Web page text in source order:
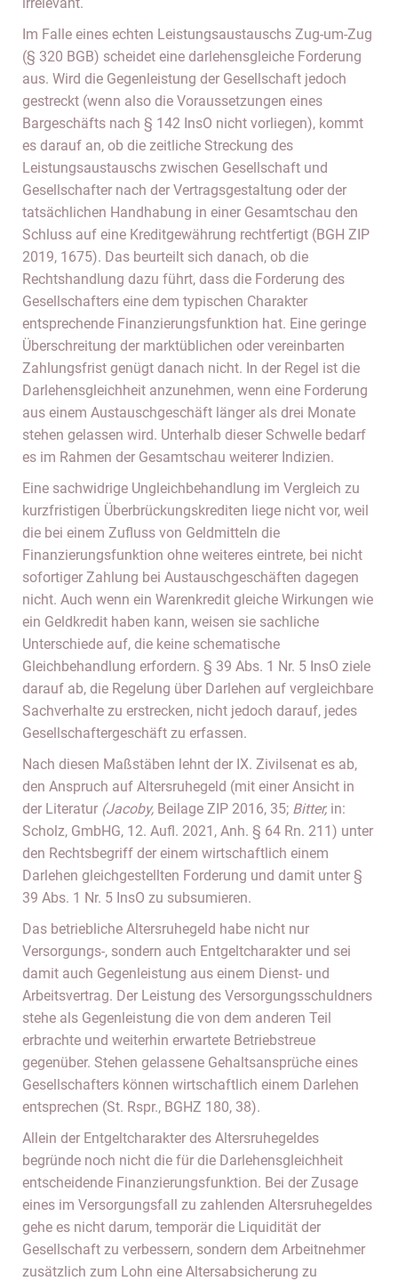
Im Falle eines echten Leistungsaustauschs Zug-um-Zug
(§ 320 BGB) scheidet eine darlehensgleiche Forderung
aus. Wird die Gegenleistung der Gesellschaft jedoch
gestreckt (wenn also die Voraussetzungen eines
Bargeschäfts nach § 142 InsO nicht vorliegen), kommt
es darauf an, ob die zeitliche Streckung des
Leistungsaustauschs zwischen Gesellschaft und
Gesellschafter nach der Vertragsgestaltung oder der
tatsächlichen Handhabung in einer Gesamtschau den
Schluss auf eine Kreditgewährung rechtfertigt (BGH ZIP
2019, 1675). Das beurteilt sich danach, ob die
Rechtshandlung dazu führt, dass die Forderung des
Gesellschafters eine dem typischen Charakter
entsprechende Finanzierungsfunktion hat. Eine geringe
Überschreitung der marktüblichen oder vereinbarten
Zahlungsfrist genügt danach nicht. In der Regel ist die
Darlehensgleichheit anzunehmen, wenn eine Forderung
aus einem Austauschgeschäft länger als drei Monate
stehen gelassen wird. Unterhalb dieser Schwelle bedarf
es im Rahmen der Gesamtschau weiterer Indizien.
Eine sachwidrige Ungleichbehandlung im Vergleich zu
kurzfristigen Überbrückungskrediten liege nicht vor, weil
die bei einem Zufluss von Geldmitteln die
Finanzierungsfunktion ohne weiteres eintrete, bei nicht
sofortiger Zahlung bei Austauschgeschäften dagegen
nicht. Auch wenn ein Warenkredit gleiche Wirkungen wie
ein Geldkredit haben kann, weisen sie sachliche
Unterschiede auf, die keine schematische
Gleichbehandlung erfordern. § 39 Abs. 1 Nr. 5 InsO ziele
darauf ab, die Regelung über Darlehen auf vergleichbare
Sachverhalte zu erstrecken, nicht jedoch darauf, jedes
Gesellschaftergeschäft zu erfassen.
Nach diesen Maßstäben lehnt der IX. Zivilsenat es ab,
den Anspruch auf Altersruhegeld (mit einer Ansicht in
der Literatur (Jacoby, Beilage ZIP 2016, 35; Bitter, in:
Scholz, GmbHG, 12. Aufl. 2021, Anh. § 64 Rn. 211) unter
den Rechtsbegriff der einem wirtschaftlich einem
Darlehen gleichgestellten Forderung und damit unter §
39 Abs. 1 Nr. 5 InsO zu subsumieren.
Das betriebliche Altersruhegeld habe nicht nur
Versorgungs-, sondern auch Entgeltcharakter und sei
damit auch Gegenleistung aus einem Dienst- und
Arbeitsvertrag. Der Leistung des Versorgungsschuldners
stehe als Gegenleistung die von dem anderen Teil
erbrachte und weiterhin erwartete Betriebstreue
gegenüber. Stehen gelassene Gehaltsansprüche eines
Gesellschafters können wirtschaftlich einem Darlehen
entsprechen (St. Rspr., BGHZ 180, 38).
Allein der Entgeltcharakter des Altersruhegeldes
begründe noch nicht die für die Darlehensgleichheit
entscheidende Finanzierungsfunktion. Bei der Zusage
eines im Versorgungsfall zu zahlenden Altersruhegeldes
gehe es nicht darum, temporär die Liquidität der
Gesellschaft zu verbessern, sondern dem Arbeitnehmer
zusätzlich zum Lohn eine Altersabsicherung zu